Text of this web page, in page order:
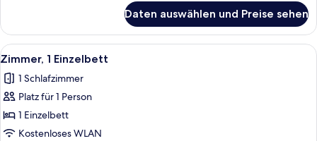
View)
anzeigen
1 King-
Bett,
Eckzimmer
State
View)
Daten auswählen und Preise sehen
Alle
Fotos
für
Zimmer,
1 Einzelbett
anzeigen
Ein kleines Schlafzimmer mit Bett,
4
Zimmer, 1 Einzelbett
1 Schlafzimmer
Platz für 1 Person
1 Einzelbett
Kostenloses WLAN